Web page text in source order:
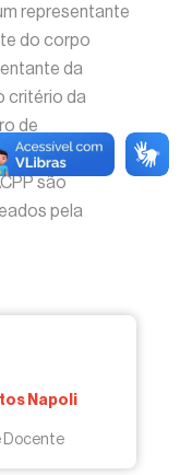
representante
do corpo
da
critério da
de
cada
são
pela
Napoli
Docente